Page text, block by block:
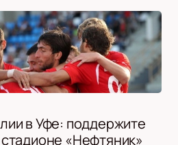
в Уфе: поддержите
«Нефтяник»